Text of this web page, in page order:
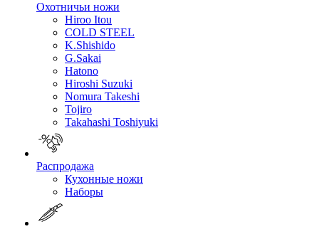
Охотничьи ножи
Hiroo Itou
COLD STEEL
K.Shishido
G.Sakai
Hatono
Hiroshi Suzuki
Nomura Takeshi
Tojiro
Takahashi Toshiyuki
Распродажа
Кухонные ножи
Наборы